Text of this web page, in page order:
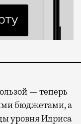
— теперь
бюджетами, а
уровня Идриса